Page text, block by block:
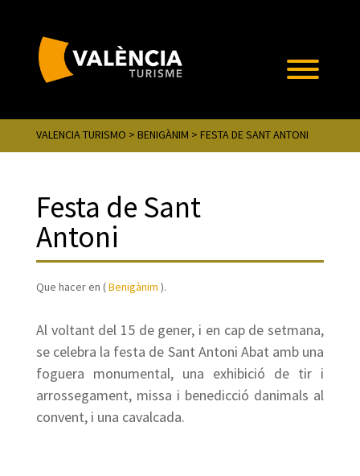
VALENCIA TURISMO > BENIGÀNIM > FESTA DE SANT ANTONI
Festa de Sant
Antoni
Que hacer en (Benigànim ).
Al voltant del 15 de gener, i en cap de setmana,
se celebra la festa de Sant Antoni Abat amb una
foguera monumental, una exhibició de tir i
arrossegament, missa i benedicció danimals al
convent, i una cavalcada.